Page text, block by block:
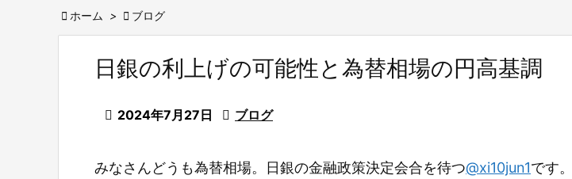
 ホーム >  ブログ
日銀の利上げの可能性と為替相場の円高基調
 2024年7月27日  ブログ
みなさんどうも為替相場。日銀の金融政策決定会合を待つ@xi10jun1です。